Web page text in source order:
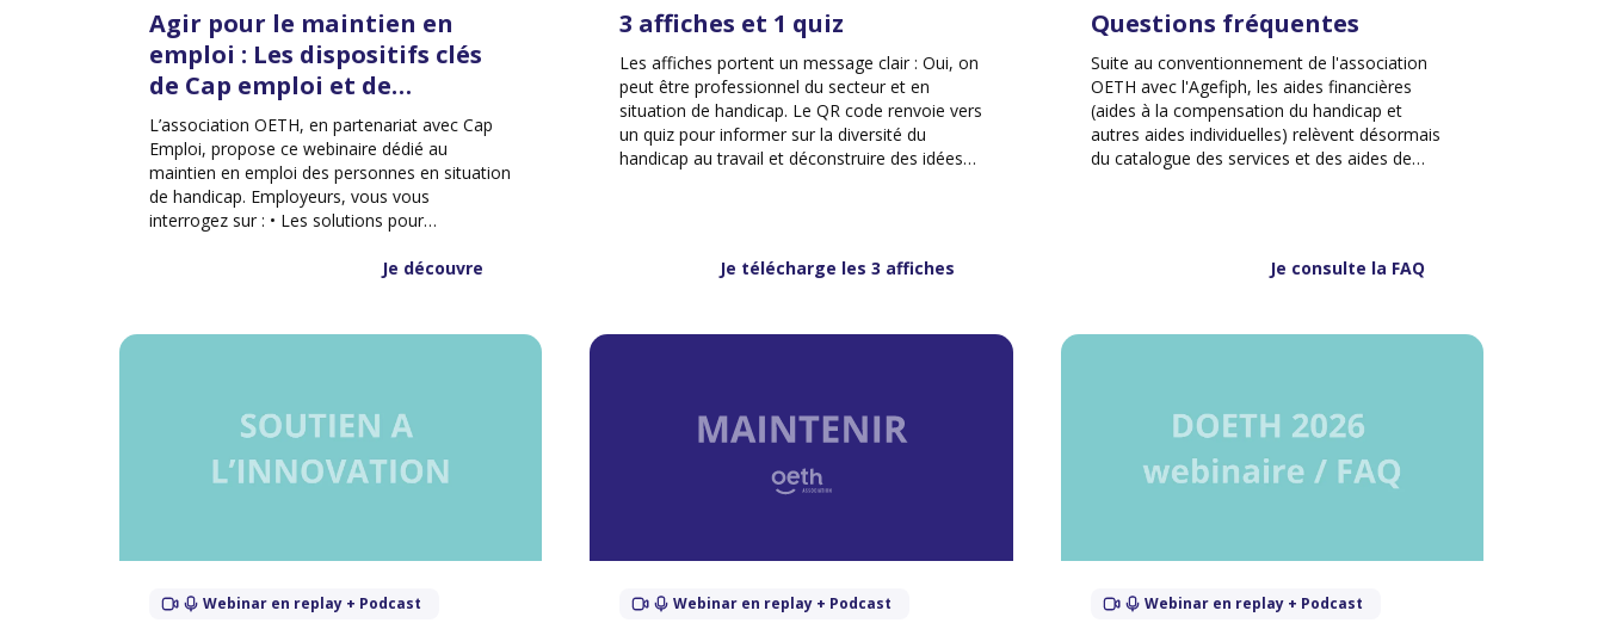
Agir pour le maintien en
emploi : Les dispositifs clés
de Cap emploi et de
l’association OETH
L’association OETH, en partenariat avec Cap
Emploi, propose ce webinaire dédié au
maintien en emploi des personnes en situation
de handicap. Employeurs, vous vous
interrogez sur : • Les solutions pour
handicap ? • Les dispositifs mobilisables pour
poste ?
Je découvre
3 affiches et 1 quiz
Les affiches portent un message clair : Oui, on
peut être professionnel du secteur et en
situation de handicap. Le QR code renvoie vers
un quiz pour informer sur la diversité du
handicap au travail et déconstruire des idées
Je télécharge les 3 affiches
Questions fréquentes
Suite au conventionnement de l'association
OETH avec l'Agefiph, les aides financières
(aides à la compensation du handicap et
autres aides individuelles) relèvent désormais
du catalogue des services et des aides de
Je consulte la FAQ
Webinar en replay + Podcast Webinar en replay + Podcast Webinar en replay + Podcast